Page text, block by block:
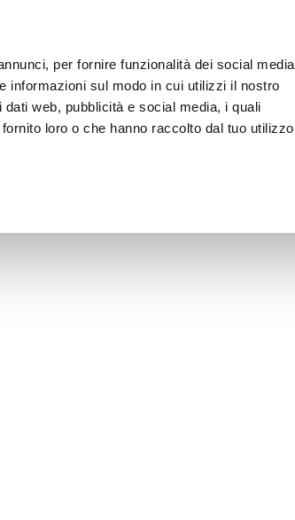
per fornire funzionalità dei social media
informazioni sul modo in cui utilizzi il nostro
web, pubblicità e social media, i quali
loro o che hanno raccolto dal tuo utilizzo